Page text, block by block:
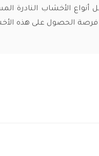
7% على أفضل أنواع الأخشاب
الحصول على هذه